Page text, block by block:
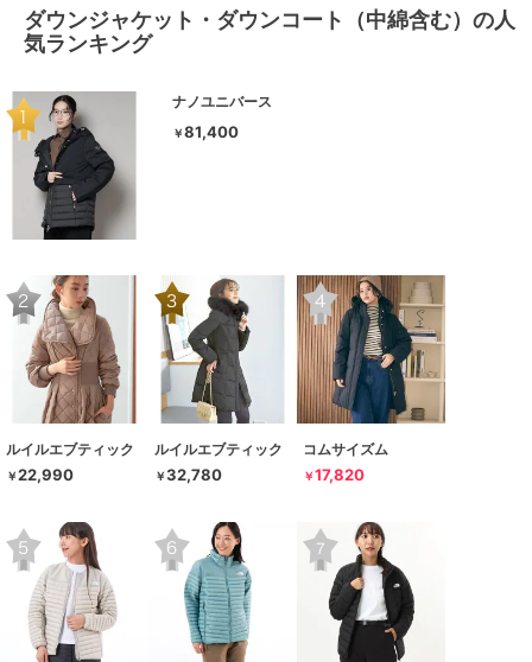
ダウンジャケット・ダウンコート（中綿含む）の人
気ランキング
ナノユニバース
￥81,400
ルイルエブティック
￥22,990
ルイルエブティック
￥32,780
コムサイズム
￥17,820